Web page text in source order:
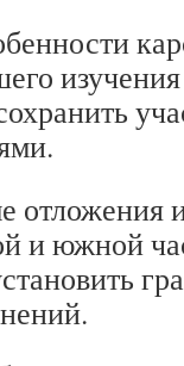
отложения
и южной